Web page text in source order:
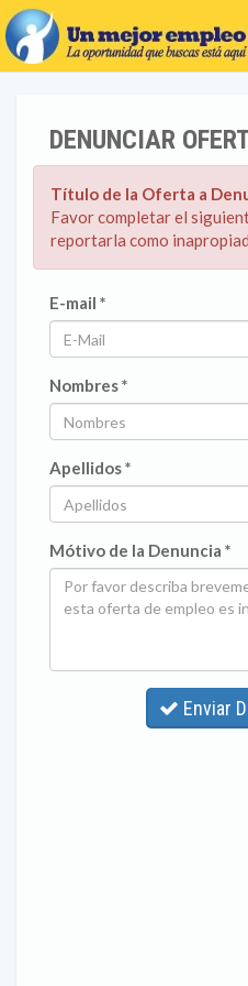
DENUNCIAR
Título de la Oferta a
Favor completar el
reportarla como
E-mail *
Nombres *
Apellidos *
Mótivo de la Denuncia *
Enviar